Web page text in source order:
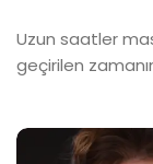
Uzun saatler
geçirilen